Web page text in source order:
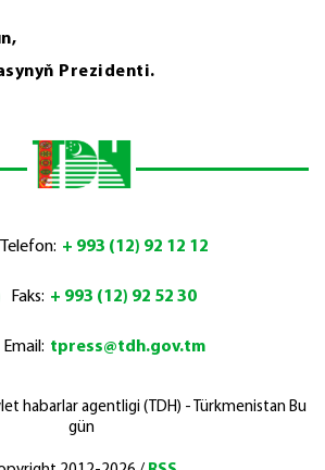
Prezidenti.
Telefon: + 993 (12) 92 12 12
Faks: + 993 (12) 92 52 30
Email: tpress@tdh.gov.tm
habarlar agentligi (TDH) - Türkmenistan Bu
gün